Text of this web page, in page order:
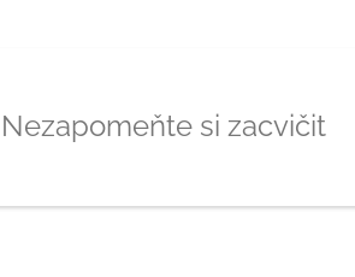
Nezapomeňte si zacvičit